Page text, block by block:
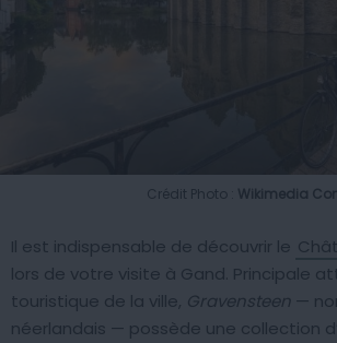
Crédit Photo : Wikimedia
Il est indispensable de découvrir le
lors de votre visite à Gand. Principale
touristique de la ville, Gravensteen —
néerlandais — possède une collection